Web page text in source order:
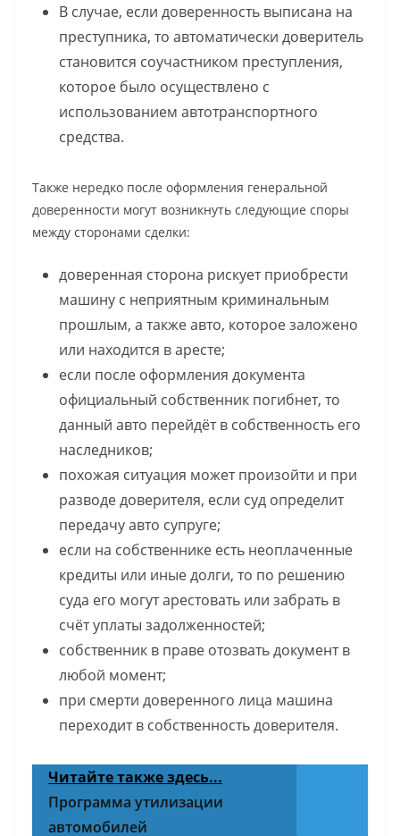
В случае, если доверенность выписана на
преступника, то автоматически доверитель
становится соучастником преступления,
которое было осуществлено с
использованием автотранспортного
средства.
Также нередко после оформления генеральной
доверенности могут возникнуть следующие споры
между сторонами сделки:
доверенная сторона рискует приобрести
машину с неприятным криминальным
прошлым, а также авто, которое заложено
или находится в аресте;
если после оформления документа
официальный собственник погибнет, то
данный авто перейдёт в собственность его
наследников;
похожая ситуация может произойти и при
разводе доверителя, если суд определит
передачу авто супруге;
если на собственнике есть неоплаченные
кредиты или иные долги, то по решению
суда его могут арестовать или забрать в
счёт уплаты задолженностей;
собственник в праве отозвать документ в
любой момент;
при смерти доверенного лица машина
переходит в собственность доверителя.
Читайте также здесь...
Программа утилизации
автомобилей